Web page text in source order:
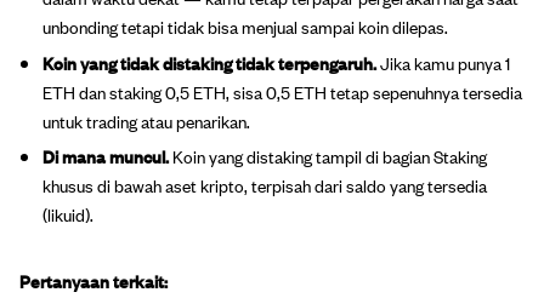
unbonding tetapi tidak bisa menjual sampai koin dilepas.
Koin yang tidak distaking tidak terpengaruh.Jika kamu punya 1
ETH dan staking 0,5 ETH, sisa 0,5 ETH tetap sepenuhnya tersedia
untuk trading atau penarikan.
Di mana muncul.Koin yang distaking tampil di bagian Staking
khusus di bawah aset kripto, terpisah dari saldo yang tersedia
(likuid).
Pertanyaan terkait: